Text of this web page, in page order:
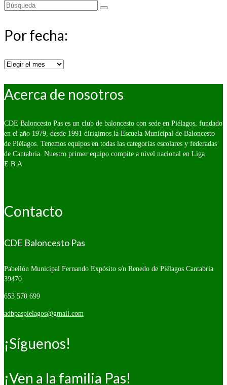
Buscar
Por fecha:
Por
Acerca de nosotros
CDE Baloncesto Pas es un club de baloncesto con sede en Piélagos, fundado
en el año 1979, desde 1991 dirigimos la Escuela Municipal de Baloncesto
de Piélagos. Tenemos equipos en todas las categorías escolares y federadas
de Cantabria. Nuestro primer equipo compite a nivel nacional en Liga
E.B.A.
Contacto
CDE Baloncesto Pas
Pabellón Municipal Fernando Expósito s/n Renedo de Piélagos Cantabria
39470
653 570 699
adbpaspielagos@gmail.com
¡Síguenos!
¡Ven a la familia Pas!